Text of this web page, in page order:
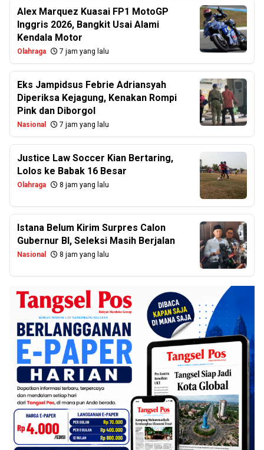
Alex Marquez Kuasai FP1 MotoGP
Inggris 2026, Bangkit Usai Alami
Kendala Motor
Olahraga 7 jam yang lalu
Eks Jampidsus Febrie Adriansyah
Diperiksa Kejagung, Kenakan Rompi
Pink dan Diborgol
Nasional 7 jam yang lalu
Justice Law Soccer Kian Bertaring,
Lolos ke Babak 16 Besar
Olahraga 8 jam yang lalu
Istana Belum Kirim Surpres Calon
Gubernur BI, Seleksi Masih Berjalan
Nasional 8 jam yang lalu